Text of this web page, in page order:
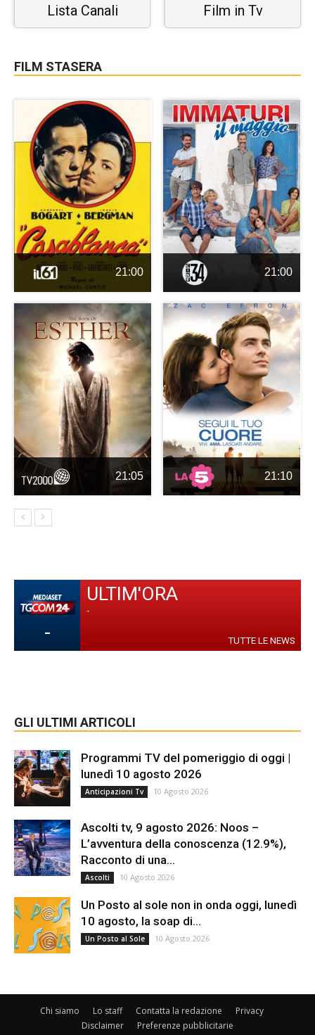
Lista Canali Film in Tv
FILM STASERA
21:00 21:00
21:05 21:10
-
ULTIM'ORA
-
TUTTE LE NEWS
GLI ULTIMI ARTICOLI
Programmi TV del pomeriggio di oggi |
lunedì 10 agosto 2026
Anticipazioni Tv 10 Agosto 2026
Ascolti tv, 9 agosto 2026: Noos –
L’avventura della conoscenza (12.9%),
Racconto di una...
Ascolti 10 Agosto 2026
Un Posto al sole non in onda oggi, lunedì
10 agosto, la soap di...
Un Posto al Sole 10 Agosto 2026
Chi siamo Lo staff Contatta la redazione
Privacy
Disclaimer
Preferenze pubblicitarie